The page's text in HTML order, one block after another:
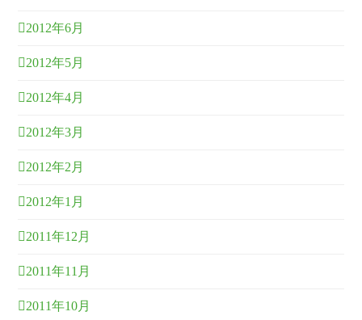
2012年6月
2012年5月
2012年4月
2012年3月
2012年2月
2012年1月
2011年12月
2011年11月
2011年10月